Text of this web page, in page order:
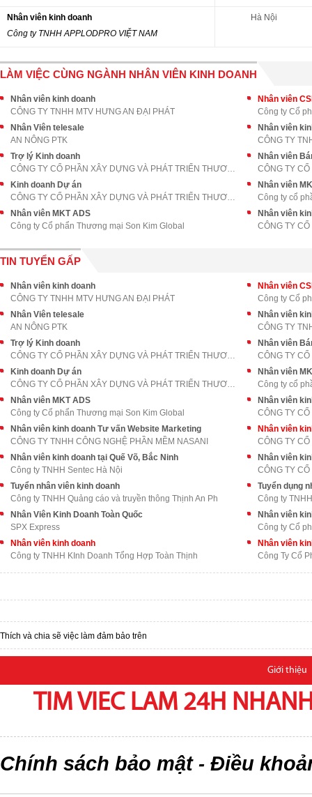
Nhân viên kinh doanh
Công ty TNHH APPLODPRO VIỆT NAM
Hà Nội
LÀM VIỆC CÙNG NGÀNH NHÂN VIÊN KINH DOANH
Nhân viên kinh doanh
CÔNG TY TNHH MTV HƯNG AN ĐẠI PHÁT
Nhân viên
Công ty Cổ
Nhân Viên telesale
AN NÔNG PTK
CÔNG TY
Trợ lý Kinh doanh
CÔNG TY CỔ PHẦN XÂY DỰNG VÀ PHÁT TRIỂN THƯƠNG MẠI
Nhân viên
Kinh doanh Dự án
CÔNG TY CỔ PHẦN XÂY DỰNG VÀ PHÁT TRIỂN THƯƠNG MẠI
Nhân viên
Công ty cổ
Nhân viên MKT ADS
Công ty Cổ phẩn Thương mại Son Kim Global
Nhân viên
CÔNG TY
TIN TUYỂN GẤP
Nhân viên kinh doanh
CÔNG TY TNHH MTV HƯNG AN ĐẠI PHÁT
Nhân viên
Công ty Cổ
Nhân Viên telesale
AN NÔNG PTK
CÔNG TY
Trợ lý Kinh doanh
CÔNG TY CỔ PHẦN XÂY DỰNG VÀ PHÁT TRIỂN THƯƠNG MẠI
Nhân viên
Kinh doanh Dự án
CÔNG TY CỔ PHẦN XÂY DỰNG VÀ PHÁT TRIỂN THƯƠNG MẠI
Nhân viên
Công ty cổ
Nhân viên MKT ADS
Công ty Cổ phẩn Thương mại Son Kim Global
Nhân viên
CÔNG TY
Nhân viên kinh doanh Tư vấn Website Marketing
CÔNG TY TNHH CÔNG NGHỆ PHẦN MỀM NASANI
Nhân viên
CÔNG TY
Nhân viên kinh doanh tại Quế Võ, Bắc Ninh
Công ty TNHH Sentec Hà Nội
Nhân viên
CÔNG TY
Tuyển nhân viên kinh doanh
Công ty TNHH Quảng cáo và truyền thông Thịnh An Ph
Tuyển dụng
Công ty
Nhân Viên Kinh Doanh Toàn Quốc
SPX Express
Nhân viên
Công ty Cổ
Nhân viên kinh doanh
Công ty TNHH KInh Doanh Tổng Hợp Toàn Thịnh
Nhân viên
Công Ty Cổ
Thích và chia sẽ việc làm đảm bảo trên
Giới thiệu
TIM VIEC LAM 24H
Chính sách bảo mật- Điều